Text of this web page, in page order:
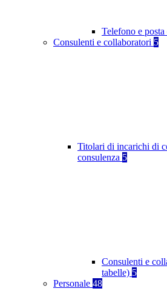
Telefono e posta
Consulenti e collaboratori 5
Titolari di incarichi di
consulenza 5
Consulenti e
tabelle) 5
Personale 48